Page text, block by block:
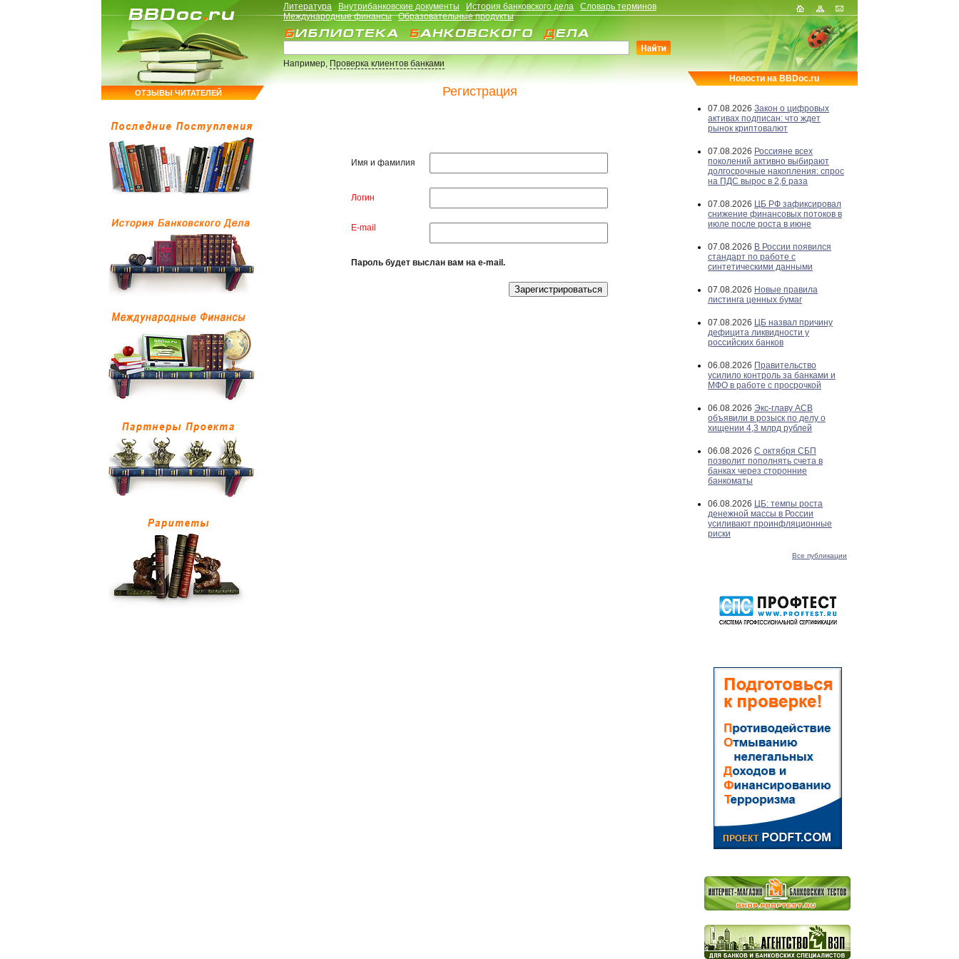
ОТЗЫВЫ ЧИТАТЕЛЕЙ
Литература Внутрибанковские документы История банковского дела
Словарь терминов
Международные финансы
Образовательные продукты
Например,Проверка клиентов банками
Регистрация
Имя и фамилия
Логин
E-mail
Пароль будет выслан вам на e-mail.
Новости на BBDoc.ru
07.08.2026 Закон о цифровых
активах подписан: что ждет
рынок криптовалют
07.08.2026 Россияне всех
поколений активно выбирают
долгосрочные накопления: спрос
на ПДС вырос в 2,6 раза
07.08.2026 ЦБ РФ зафиксировал
снижение финансовых потоков в
июле после роста в июне
07.08.2026 В России появился
стандарт по работе с
синтетическими данными
07.08.2026 Новые правила
листинга ценных бумаг
07.08.2026 ЦБ назвал причину
дефицита ликвидности у
российских банков
06.08.2026 Правительство
усилило контроль за банками и
МФО в работе с просрочкой
06.08.2026 Экс-главу АСВ
объявили в розыск по делу о
хищении 4,3 млрд рублей
06.08.2026 С октября СБП
позволит пополнять счета в
банках через сторонние
банкоматы
06.08.2026 ЦБ: темпы роста
денежной массы в России
усиливают проинфляционные
риски
Все публикации